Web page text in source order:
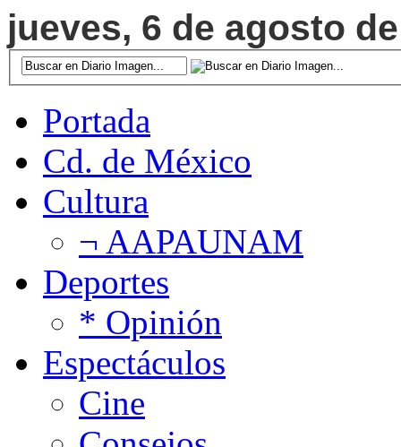
jueves, 6 de agosto
Portada
Cd. de México
Cultura
¬ AAPAUNAM
Deportes
* Opinión
Espectáculos
Cine